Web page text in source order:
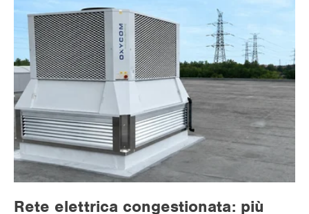
Rete elettrica congestionata: più